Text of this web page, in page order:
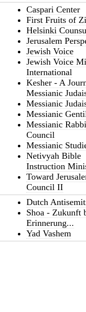
Caspari Center
First Fruits of
Helsinki
Jerusalem
Jewish Voice
Jewish Voice
International
Kesher - A
Messianic
Messianic
Messianic
Messianic
Council
Messianic
Netivyah Bible
Instruction
Toward
Council II
Dutch
Shoa - Zukunft
Erinnerung...
Yad Vashem